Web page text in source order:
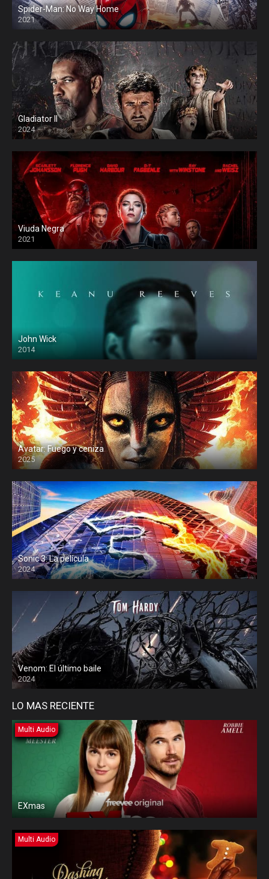
Spider-Man: No Way Home
2021
Gladiator II
2024
Viuda Negra
2021
John Wick
2014
Avatar: Fuego y ceniza
2025
Sonic 3: La película
2024
Venom: El último baile
2024
LO MAS RECIENTE
Multi Audio
EXmas
Multi Audio